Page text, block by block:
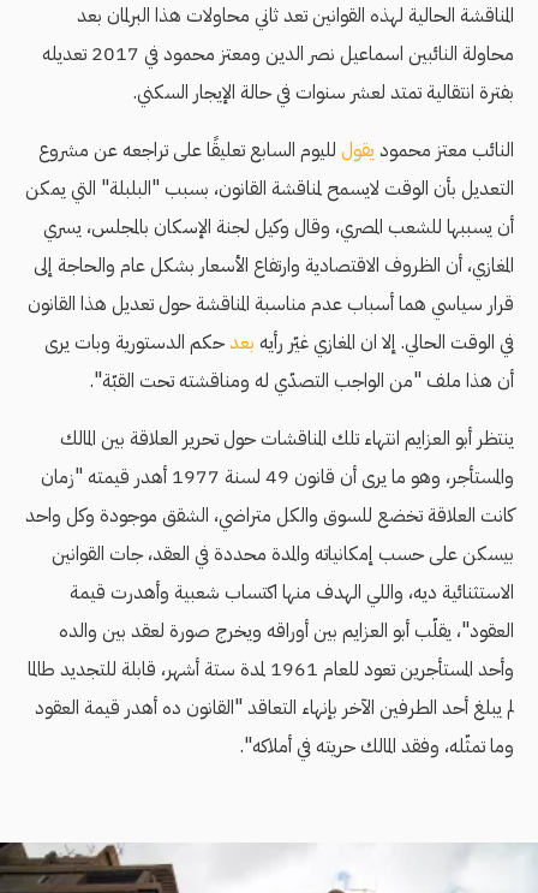
المناقشة الحالية لهذه القوانين تعد ثاني محاولات هذا البرلمان بعد
محاولة النائبين اسماعيل نصر الدين ومعتز محمود في 2017 تعديله
بفترة انتقالية تمتد لعشر سنوات في حالة الإيجار السكني.
النائب معتز محمود يقول لليوم السابع تعليقًا على تراجعه عن مشروع
التعديل بأن الوقت لايسمح لمناقشة القانون، بسبب "البلبلة" التي يمكن
أن يسببها للشعب المصري، وقال وكيل لجنة الإسكان بالمجلس، يسري
المغازي، أن الظروف الاقتصادية وارتفاع الأسعار بشكل عام والحاجة إلى
قرار سياسي هما أسباب عدم مناسبة المناقشة حول تعديل هذا القانون
في الوقت الحالي. إلا ان المغازي غيّر رأيه بعدحكم الدستورية وبات يرى
أن هذا ملف "من الواجب التصدّي له ومناقشته تحت القبّة".
ينتظر أبو العزايم انتهاء تلك المناقشات حول تحرير العلاقة بين المالك
والمستأجر، وهو ما يرى أن قانون 49 لسنة 1977 أهدر قيمته "زمان
كانت العلاقة تخضع للسوق والكل متراضي، الشقق موجودة وكل واحد
بيسكن على حسب إمكانياته والمدة محددة في العقد، جات القوانين
الاستثنائية ديه، واللي الهدف منها اكتساب شعبية وأهدرت قيمة
العقود"، يقلّب أبو العزايم بين أوراقه ويخرج صورة لعقد بين والده
وأحد المستأجرين تعود للعام 1961 لمدة ستة أشهر، قابلة للتجديد طالما
لم يبلغ أحد الطرفين الآخر بإنهاء التعاقد "القانون ده أهدر قيمة العقود
وما تمثّله، وفقد المالك حريته في أملاكه".